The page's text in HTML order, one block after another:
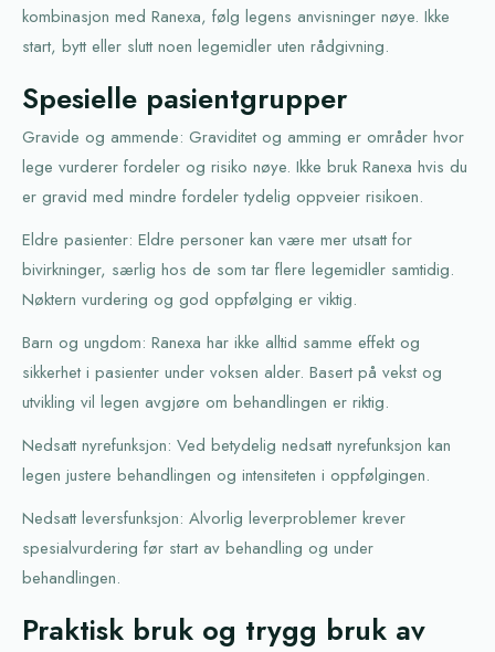
kombinasjon med Ranexa, følg legens anvisninger nøye. Ikke
start, bytt eller slutt noen legemidler uten rådgivning.
Spesielle pasientgrupper
Gravide og ammende: Graviditet og amming er områder hvor
lege vurderer fordeler og risiko nøye. Ikke bruk Ranexa hvis du
er gravid med mindre fordeler tydelig oppveier risikoen.
Eldre pasienter: Eldre personer kan være mer utsatt for
bivirkninger, særlig hos de som tar flere legemidler samtidig.
Nøktern vurdering og god oppfølging er viktig.
Barn og ungdom: Ranexa har ikke alltid samme effekt og
sikkerhet i pasienter under voksen alder. Basert på vekst og
utvikling vil legen avgjøre om behandlingen er riktig.
Nedsatt nyrefunksjon: Ved betydelig nedsatt nyrefunksjon kan
legen justere behandlingen og intensiteten i oppfølgingen.
Nedsatt leversfunksjon: Alvorlig leverproblemer krever
spesialvurdering før start av behandling og under
behandlingen.
Praktisk bruk og trygg bruk av